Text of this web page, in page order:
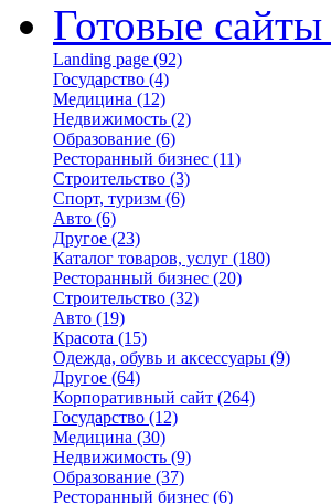
Готовые сайты
Landing page (92)
Государство (4)
Медицина (12)
Недвижимость (2)
Образование (6)
Ресторанный бизнес (11)
Строительство (3)
Спорт, туризм (6)
Авто (6)
Другое (23)
Каталог товаров, услуг (180)
Ресторанный бизнес (20)
Строительство (32)
Авто (19)
Красота (15)
Одежда, обувь и аксессуары (9)
Другое (64)
Корпоративный сайт (264)
Государство (12)
Медицина (30)
Недвижимость (9)
Образование (37)
Ресторанный бизнес (6)